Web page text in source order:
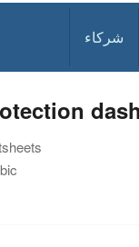
شركاء